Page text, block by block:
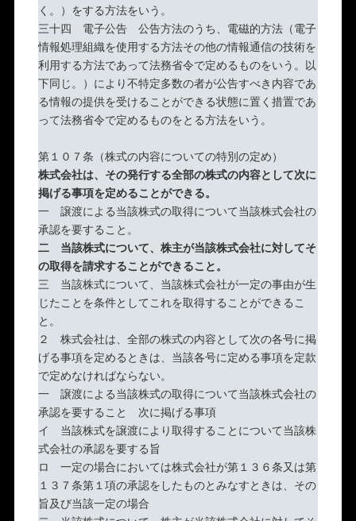
く。）をする方法をいう。
三十四 電子公告 公告方法のうち、電磁的方法（電子
情報処理組織を使用する方法その他の情報通信の技術を
利用する方法であって法務省令で定めるものをいう。以
下同じ。）により不特定多数の者が公告すべき内容であ
る情報の提供を受けることができる状態に置く措置であ
って法務省令で定めるものをとる方法をいう。
第１０７条（株式の内容についての特別の定め）
株式会社は、その発行する全部の株式の内容として次に
掲げる事項を定めることができる。
一 譲渡による当該株式の取得について当該株式会社の
承認を要すること。
二 当該株式について、株主が当該株式会社に対してそ
の取得を請求することができること。
三 当該株式について、当該株式会社が一定の事由が生
じたことを条件としてこれを取得することができるこ
と。
２ 株式会社は、全部の株式の内容として次の各号に掲
げる事項を定めるときは、当該各号に定める事項を定款
で定めなければならない。
一 譲渡による当該株式の取得について当該株式会社の
承認を要すること 次に掲げる事項
イ 当該株式を譲渡により取得することについて当該株
式会社の承認を要する旨
ロ 一定の場合においては株式会社が第１３６条又は第
１３７条第１項の承認をしたものとみなすときは、その
旨及び当該一定の場合